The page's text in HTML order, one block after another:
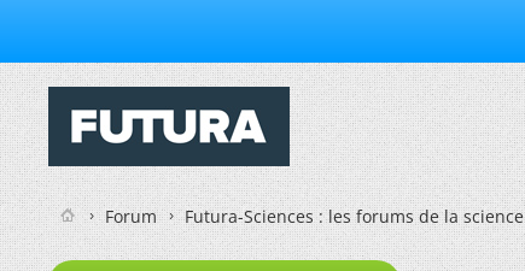
Forum Futura-Sciences : les forums de la science